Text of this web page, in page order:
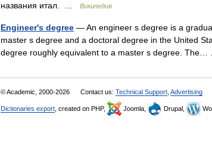
названия итал. …
Википедия
Engineer's degree — An engineer s degree is a
master s degree and a doctoral degree in the United
degree roughly equivalent to a master s degree.
© Academic, 2000-2026 Contact us: Technical Support Advertising
Dictionaries export , created on PHP, Joomla, Drupal,